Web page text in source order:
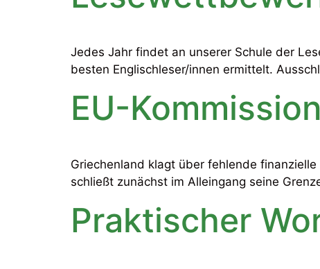
Jedes Jahr findet an unserer Schule der
besten Englischleser/innen ermittelt.
EU-
Griechenland klagt über fehlende
schließt zunächst im Alleingang seine
Praktischer